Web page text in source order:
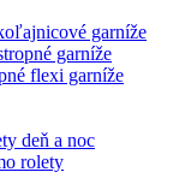
garníže
garníže
flexi garníže
deň a noc
rolety